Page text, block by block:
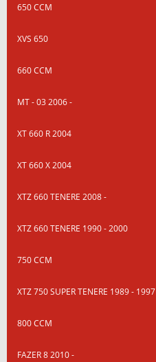
650 CCM
XVS 650
660 CCM
MT - 03 2006 -
XT 660 R 2004
XT 660 X 2004
XTZ 660 TENERE 2008 -
XTZ 660 TENERE 1990 - 2000
750 CCM
XTZ 750 SUPER TENERE 1989 - 1997
800 CCM
FAZER 8 2010 -